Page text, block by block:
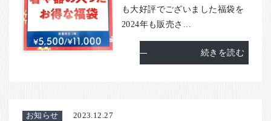
も大好評でございました福袋を
2024年も販売さ...
続きを読む
お知らせ 2023.12.27